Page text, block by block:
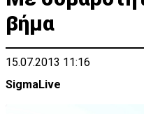
βήμα
15.07.2013 11:16
SigmaLive